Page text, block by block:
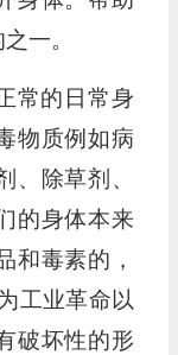
一。
常的日常身
物质例如病
、除草剂、
的身体本来
和毒素的，
工业革命以
破坏性的形